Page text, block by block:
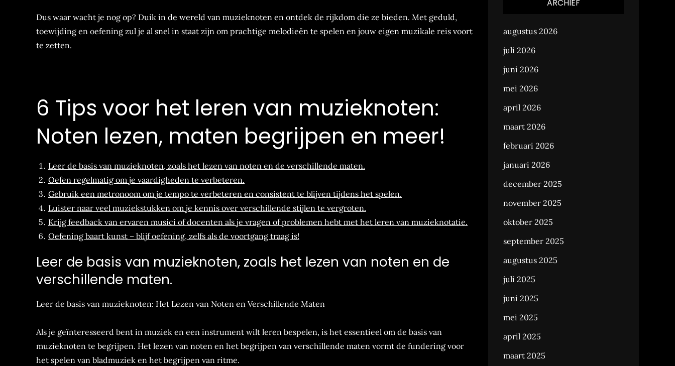
Dus waar wacht je nog op? Duik in de wereld van muzieknoten en ontdek de rijkdom die ze bieden. Met geduld,
toewijding en oefening zul je al snel in staat zijn om prachtige melodieën te spelen en jouw eigen muzikale reis voort
te zetten.
6 Tips voor het leren van muzieknoten:
Noten lezen, maten begrijpen en meer!
Leer de basis van muzieknoten, zoals het lezen van noten en de verschillende maten.
Oefen regelmatig om je vaardigheden te verbeteren.
Gebruik een metronoom om je tempo te verbeteren en consistent te blijven tijdens het spelen.
Luister naar veel muziekstukken om je kennis over verschillende stijlen te vergroten.
Krijg feedback van ervaren musici of docenten als je vragen of problemen hebt met het leren van muzieknotatie.
Oefening baart kunst – blijf oefening, zelfs als de voortgang traag is!
Leer de basis van muzieknoten, zoals het lezen van noten en de
verschillende maten.
Leer de basis van muzieknoten: Het Lezen van Noten en Verschillende Maten
Als je geïnteresseerd bent in muziek en een instrument wilt leren bespelen, is het essentieel om de basis van
muzieknoten te begrijpen. Het lezen van noten en het begrijpen van verschillende maten vormt de fundering voor
het spelen van bladmuziek en het begrijpen van ritme.
ARCHIEF
augustus 2026
juli 2026
juni 2026
mei 2026
april 2026
maart 2026
februari 2026
januari 2026
december 2025
november 2025
oktober 2025
september 2025
augustus 2025
juli 2025
juni 2025
mei 2025
april 2025
maart 2025